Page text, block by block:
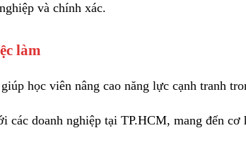
và chính xác.
làm
học viên nâng cao năng lực cạnh tranh
doanh nghiệp tại TP.HCM, mang đến